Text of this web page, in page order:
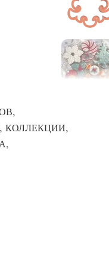
,
, КОЛЛЕКЦИИ,
,